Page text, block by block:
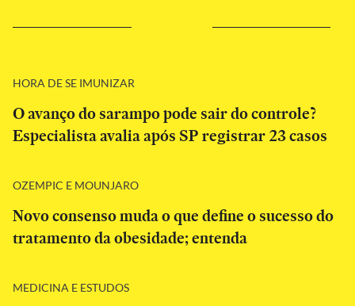
HORA DE SE IMUNIZAR
O avanço do sarampo pode sair do controle?
Especialista avalia após SP registrar 23 casos
OZEMPIC E MOUNJARO
Novo consenso muda o que define o sucesso do
tratamento da obesidade; entenda
MEDICINA E ESTUDOS